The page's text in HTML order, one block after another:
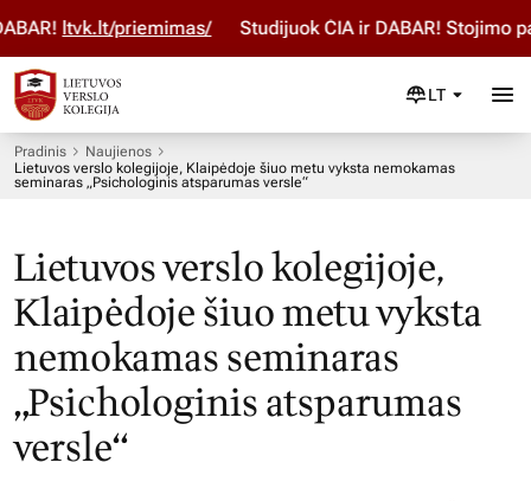
ltvk.lt/priemimas/ Studijuok ČIA ir DABAR! Stojimo
LT
Pradinis
Naujienos
Lietuvos verslo kolegijoje, Klaipėdoje šiuo metu vyksta nemokamas
seminaras „Psichologinis atsparumas versle“
Lietuvos verslo kolegijoje,
Klaipėdoje šiuo metu vyksta
nemokamas seminaras
„Psichologinis atsparumas
versle“